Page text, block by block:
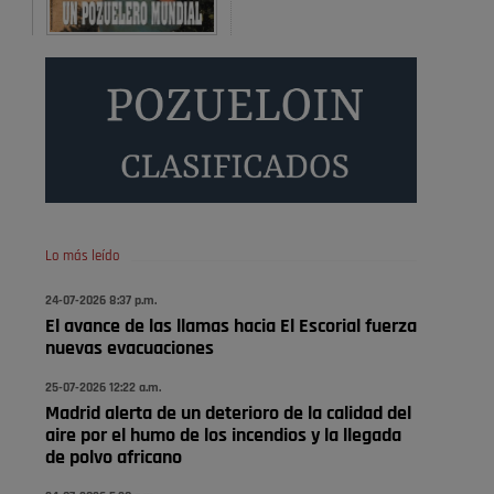
A ver si es posible que haya vivienda para familias con
Pozuelo desbloquea
definitivamente Huerta
Grande: las obras …
Donde pueden inscribirse las personas empadronados
Pozuelo de Alarcón
definitivamente Huerta
Grande: las obras …
También pienso que si no fuéramos tan sucios no haría
falta denunciar nada
Pozuelo de Alarcón
Quejas por el deterioro de
Lo más leído
24-07-2026 8:37 p.m.
El avance de las llamas hacia El Escorial fuerza
nuevas evacuaciones
25-07-2026 12:22 a.m.
Madrid alerta de un deterioro de la calidad del
aire por el humo de los incendios y la llegada
de polvo africano